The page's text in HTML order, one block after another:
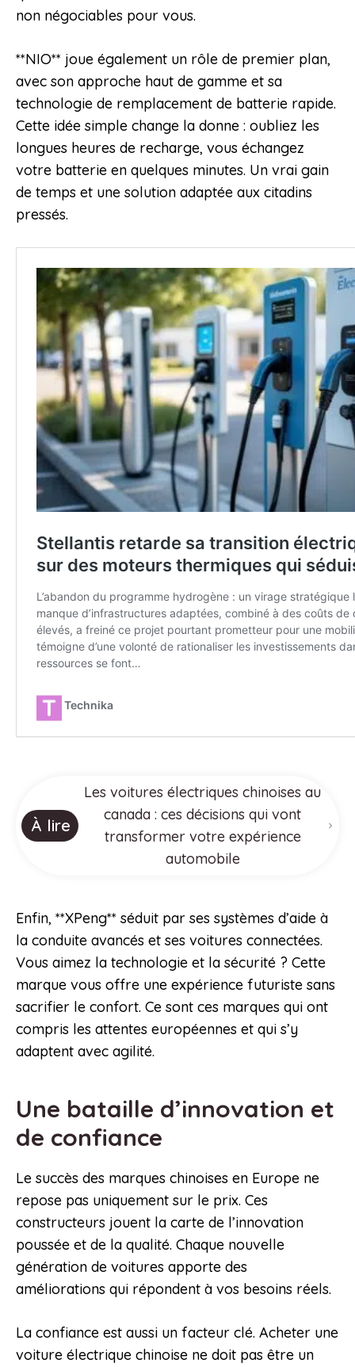
non négociables pour vous.
**NIO** joue également un rôle de premier plan,
avec son approche haut de gamme et sa
technologie de remplacement de batterie rapide.
Cette idée simple change la donne : oubliez les
longues heures de recharge, vous échangez
votre batterie en quelques minutes. Un vrai gain
de temps et une solution adaptée aux citadins
pressés.
À lire
Les voitures électriques chinoises au
canada : ces décisions qui vont
transformer votre expérience
automobile
Enfin, **XPeng** séduit par ses systèmes d’aide à
la conduite avancés et ses voitures connectées.
Vous aimez la technologie et la sécurité ? Cette
marque vous offre une expérience futuriste sans
sacrifier le confort. Ce sont ces marques qui ont
compris les attentes européennes et qui s’y
adaptent avec agilité.
Une bataille d’innovation et
de confiance
Le succès des marques chinoises en Europe ne
repose pas uniquement sur le prix. Ces
constructeurs jouent la carte de l’innovation
poussée et de la qualité. Chaque nouvelle
génération de voitures apporte des
améliorations qui répondent à vos besoins réels.
La confiance est aussi un facteur clé. Acheter une
voiture électrique chinoise ne doit pas être un